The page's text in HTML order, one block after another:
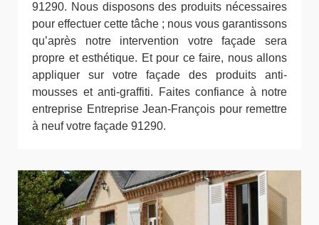
91290. Nous disposons des produits nécessaires
pour effectuer cette tâche ; nous vous garantissons
qu’après notre intervention votre façade sera
propre et esthétique. Et pour ce faire, nous allons
appliquer sur votre façade des produits anti-
mousses et anti-graffiti. Faites confiance à notre
entreprise Entreprise Jean-François pour remettre
à neuf votre façade 91290.